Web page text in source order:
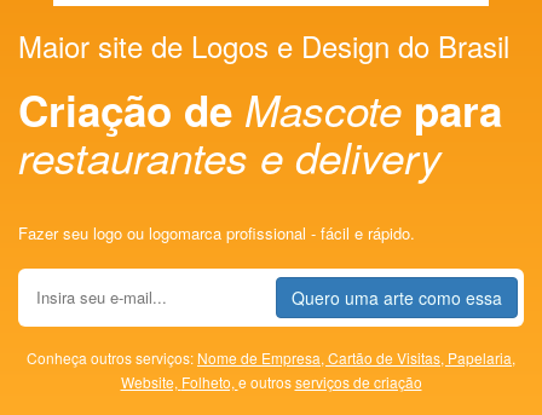
Maior site de Logos e Design do Brasil
Criação de Mascote para
restaurantes e delivery
Fazer seu logo ou logomarca profissional - fácil e rápido.
Quero uma arte como essa
Conheça outros serviços: Nome de Empresa, Cartão de Visitas, Papelaria,
Website, Folheto, e outrosserviços de criação